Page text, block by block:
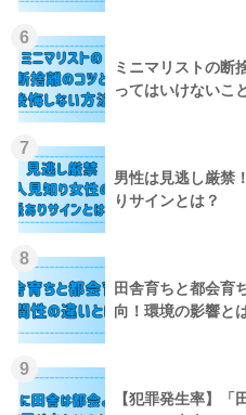
6
ミニマリストの断
ってはいけないこ
7
男性は見逃し厳禁
りサインとは？
8
田舎育ちと都会育
向！環境の影響と
9
【犯罪発生率】